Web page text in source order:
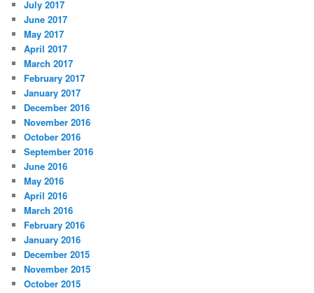
July 2017
June 2017
May 2017
April 2017
March 2017
February 2017
January 2017
December 2016
November 2016
October 2016
September 2016
June 2016
May 2016
April 2016
March 2016
February 2016
January 2016
December 2015
November 2015
October 2015